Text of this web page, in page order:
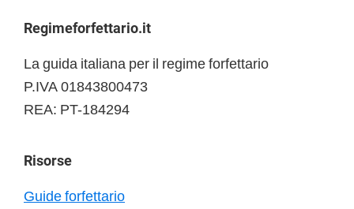
Footer
Regimeforfettario.it
La guida italiana per il regime forfettario
P.IVA 01843800473
REA: PT-184294
Risorse
Guide forfettario